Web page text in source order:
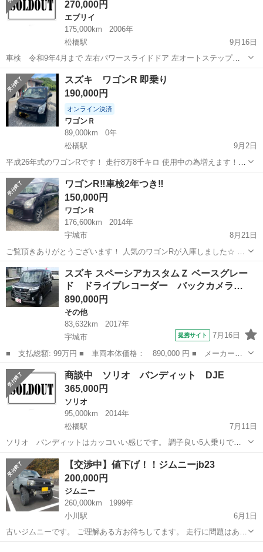
テム オートライト...270,000円
エブリイ
175,000km
2006年
松橋駅
9月16日
車検 令和9年4月まで 左右パワースライドドア 左オートステップ
ETC カーナビ付いてます エンジン エアコン共に調子良いです 見
た目も綺麗な方だと思います 見られて決められてください。 ノークレ
ーム、ノ...
熊本 宇城市 松橋駅 エブリイ エブリィワゴン
スズキ ワゴンR 即乗り
190,000円
オンライン決済
ワゴンＲ
89,000km
0年
松橋駅
9月2日
平成26年式のワゴンRです！ 走行8万8千キロ 使用中の為増えます！
車検も令和9年1月26日まで 現在使用してて不具合は特にございませ
ん！ 女性ワンオーナー 左リアに少しキズありますがそこまで目立ちま
せん！ 国産...
熊本 宇城市 松橋駅 ワゴンＲ
ワゴンR‼️車検2年つき‼️
150,000円
ワゴンＲ
176,600km
2014年
宇城市
8月21日
ご覧頂きありがとうございます！ 人気のワゴンRが入庫しました☆ ◎
車種:ワゴンR 20周年記念車 ◎パープル ◎型式:DBA-MH34S ◎年式:平
成26年 ◎走行距離:176.600km ◎車検:2年渡し...
熊本 宇城市 ワゴンＲ
スズキ スペーシアカスタムＺ ベースグレー
ド ドライブレコーダー バックカメラ…
890,000円
その他
83,632km
2017年
宇城市
提携サイト 7月16日
■ 支払総額: 99万円 ■ 車両本体価格： 890,000 円 ■ メーカー
名： スズキ ■ 車種名： スペーシアカスタムＺ ■ グレード
名： ベースグレード ドライブレコーダー バックカメラ アイド
リングストップ Ｒシ...
熊本 宇城市 その他
商談中 ソリオ バンディット DJE
365,000円
ソリオ
95,000km
2014年
松橋駅
7月11日
ソリオ バンディットはカッコいい感じです。 調子良い5人乗りで
す。 修復歴はありません。 タイヤも溝がありそのまま乗れます。 走
行中テレビ観れます。 車庫証明を取ってもらえたら熊本の方でしたら
名義変更に行きます。 ...
熊本 宇城市 松橋駅 ソリオ
【交渉中】値下げ！！ジムニーjb23
200,000円
ジムニー
260,000km
1999年
小川駅
6月1日
古いジムニーです。 ご理解ある方お待ちしてます。 走行に問題はあり
ません。 基本的に一度見に来てほしいです。 車検長め、オートマ、リ